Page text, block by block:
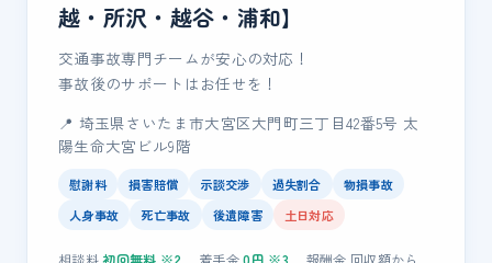
越・所沢・越谷・浦和】
交通事故専門チームが安心の対応！
事故後のサポートはお任せを！
📍 埼玉県さいたま市大宮区大門町三丁目42番5号 太
陽生命大宮ビル9階
慰謝料 損害賠償 示談交渉 過失割合
物損事故
人身事故
死亡事故 後遺障害 土日対応